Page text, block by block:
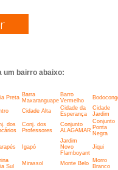
um bairro abaixo:
Preta Barra
Maxaranguape
Barro
Vermelho
Cidade Alta
Cidade da
Esperança
Cidade
Jardim
dos
Conj. dos
Professores
Conjunto
ALAGAMAR
Conjunto
Ponta
Negra
Igapó
Jardim
Novo
Flamboyant
Jiqui
Sul
Mirassol Monte Belo
Morro
Branco